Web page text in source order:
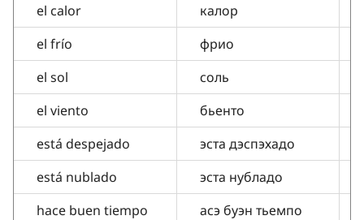
el calor калор
el frío
фрио
el sol
соль
el viento
бьенто
está despejado
эста дэспэхадо
está nublado
эста нубладо
hace buen tiempo
асэ буэн тьемпо